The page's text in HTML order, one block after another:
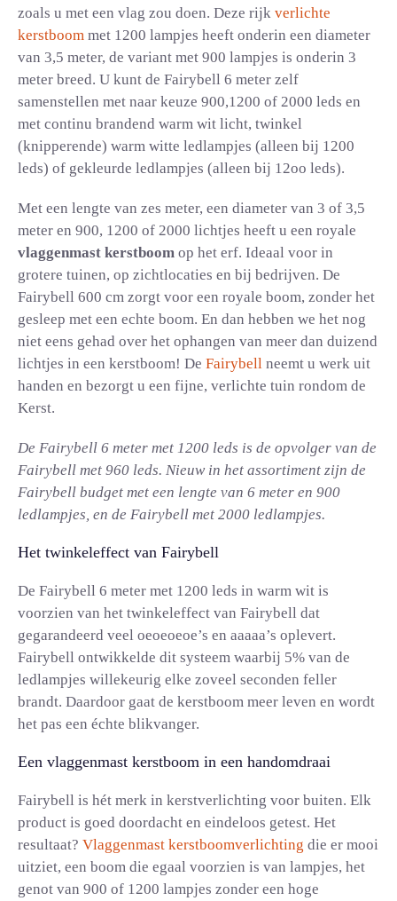
zoals u met een vlag zou doen. Deze rijk verlichte
kerstboom met 1200 lampjes heeft onderin een diameter
van 3,5 meter, de variant met 900 lampjes is onderin 3
meter breed. U kunt de Fairybell 6 meter zelf
samenstellen met naar keuze 900,1200 of 2000 leds en
met continu brandend warm wit licht, twinkel
(knipperende) warm witte ledlampjes (alleen bij 1200
leds) of gekleurde ledlampjes (alleen bij 12oo leds).
Met een lengte van zes meter, een diameter van 3 of 3,5
meter en 900, 1200 of 2000 lichtjes heeft u een royale
vlaggenmast kerstboom op het erf. Ideaal voor in
grotere tuinen, op zichtlocaties en bij bedrijven. De
Fairybell 600 cm zorgt voor een royale boom, zonder het
gesleep met een echte boom. En dan hebben we het nog
niet eens gehad over het ophangen van meer dan duizend
lichtjes in een kerstboom! De Fairybell neemt u werk uit
handen en bezorgt u een fijne, verlichte tuin rondom de
Kerst.
De Fairybell 6 meter met 1200 leds is de opvolger van de
Fairybell met 960 leds. Nieuw in het assortiment zijn de
Fairybell budget met een lengte van 6 meter en 900
ledlampjes, en de Fairybell met 2000 ledlampjes.
Het twinkeleffect van Fairybell
De Fairybell 6 meter met 1200 leds in warm wit is
voorzien van het twinkeleffect van Fairybell dat
gegarandeerd veel oeoeoeoe’s en aaaaa’s oplevert.
Fairybell ontwikkelde dit systeem waarbij 5% van de
ledlampjes willekeurig elke zoveel seconden feller
brandt. Daardoor gaat de kerstboom meer leven en wordt
het pas een échte blikvanger.
Een vlaggenmast kerstboom in een handomdraai
Fairybell is hét merk in kerstverlichting voor buiten. Elk
product is goed doordacht en eindeloos getest. Het
resultaat? Vlaggenmast kerstboomverlichting die er mooi
uitziet, een boom die egaal voorzien is van lampjes, het
genot van 900 of 1200 lampjes zonder een hoge